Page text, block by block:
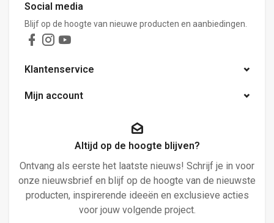
Social media
Blijf op de hoogte van nieuwe producten en aanbiedingen.
Klantenservice
Mijn account
Altijd op de hoogte blijven?
Ontvang als eerste het laatste nieuws! Schrijf je in voor
onze nieuwsbrief en blijf op de hoogte van de nieuwste
producten, inspirerende ideeën en exclusieve acties
voor jouw volgende project.